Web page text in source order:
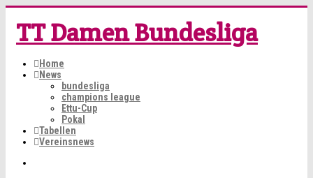
TT Damen Bundesliga
Home
News
bundesliga
champions league
Ettu-Cup
Pokal
Tabellen
Vereinsnews